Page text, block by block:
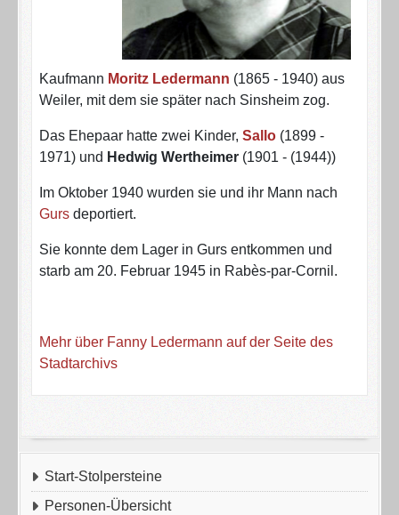
Start-Stolpersteine
Personen-Übersicht
Kaufmann Moritz Ledermann (1865 - 1940) aus
Weiler, mit dem sie später nach Sinsheim zog.
Das Ehepaar hatte zwei Kinder, Sallo(1899 -
1971) und Hedwig Wertheimer(1901 - (1944))
Im Oktober 1940 wurden sie und ihr Mann nach
Gursdeportiert.
Sie konnte dem Lager in Gurs entkommen und
starb am 20. Februar 1945 in Rabès-par-Cornil.
Mehr über Fanny Ledermann auf der Seite des
Stadtarchivs